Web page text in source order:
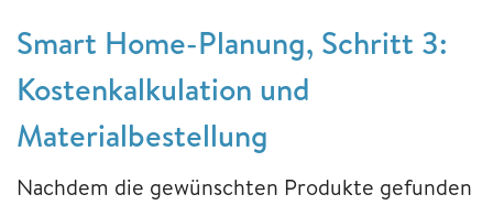
Smart Home-Planung, Schritt 3:
Kostenkalkulation und
Materialbestellung
Nachdem die gewünschten Produkte gefunden